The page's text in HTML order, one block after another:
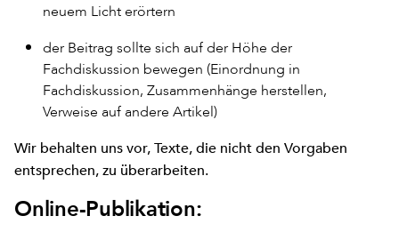
neuem Licht erörtern
der Beitrag sollte sich auf der Höhe der
Fachdiskussion bewegen (Einordnung in
Fachdiskussion, Zusammenhänge herstellen,
Verweise auf andere Artikel)
Wir behalten uns vor, Texte, die nicht den Vorgaben
entsprechen, zu überarbeiten.
Online-Publikation: